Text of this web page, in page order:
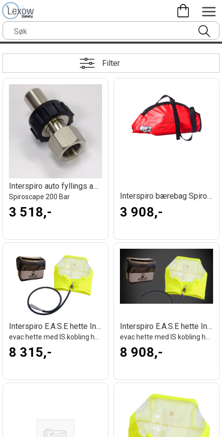
Filter
Interspiro auto fyllings adapter 200 bar
Spiroscape 200 Bar
3 518,-
Interspiro bærebag Spiroscape
3 908,-
Interspiro E.A.S.E hette Interspiro hann
8 315,-
Interspiro E.A.S.E hette Interspiro hunn
8 908,-